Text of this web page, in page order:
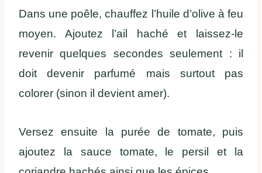
Dans une poêle, chauffez l’huile d’olive à feu
moyen. Ajoutez l’ail haché et laissez-le
revenir quelques secondes seulement : il
doit devenir parfumé mais surtout pas
colorer (sinon il devient amer).
Versez ensuite la purée de tomate, puis
ajoutez la sauce tomate, le persil et la